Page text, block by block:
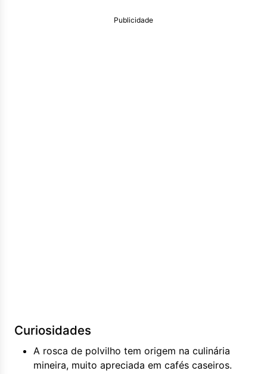
Publicidade
Curiosidades
A rosca de polvilho tem origem na culinária
mineira, muito apreciada em cafés caseiros.